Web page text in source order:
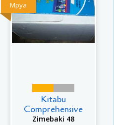
Mpya
Kitabu
Comprehensive
Zimebaki 48